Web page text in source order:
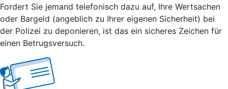
Fordert Sie jemand telefonisch dazu auf, Ihre Wertsachen
oder Bargeld (angeblich zu Ihrer eigenen Sicherheit) bei
der Polizei zu deponieren, ist das ein sicheres Zeichen für
einen Betrugsversuch.